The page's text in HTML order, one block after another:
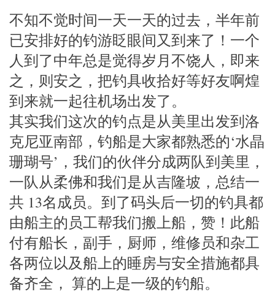
不知不觉时间一天一天的过去，半年前
已安排好的钓游眨眼间又到来了！一个
人到了中年总是觉得岁月不饶人，即来
之，则安之，把钓具收拾好等好友啊煌
到来就一起往机场出发了。
其实我们这次的钓点是从美里出发到洛
克尼亚南部，钓船是大家都熟悉的‘水晶
珊瑚号’，我们的伙伴分成两队到美里，
一队从柔佛和我们是从吉隆坡，总结一
共 13名成员。到了码头后一切的钓具都
由船主的员工帮我们搬上船，赞！此船
付有船长，副手，厨师，维修员和杂工
各两位以及船上的睡房与安全措施都具
备齐全， 算的上是一级的钓船。